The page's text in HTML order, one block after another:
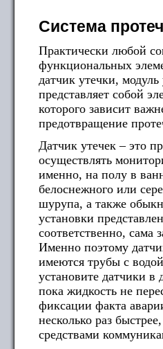
Система
Практически любой
функциональных
датчик утечки,
представляет собой
которого зависит
предотвращение
Датчик утечек – это
осуществлять
именно, на полу в
белоснежного или
шурупа, а также
установки
соответственно, сама
Именно поэтому
имеются трубы с
установите датчики в
пока жидкость не
фиксации факта
несколько раз
средствами